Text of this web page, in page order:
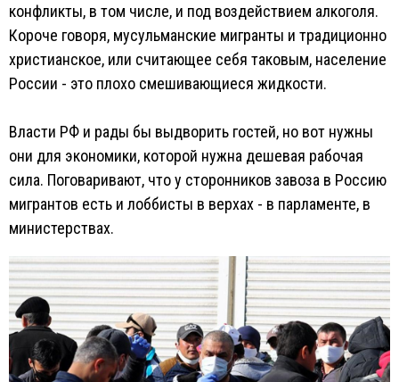
конфликты, в том числе, и под воздействием алкоголя.
Короче говоря, мусульманские мигранты и традиционно
христианское, или считающее себя таковым, население
России - это плохо смешивающиеся жидкости.
Власти РФ и рады бы выдворить гостей, но вот нужны
они для экономики, которой нужна дешевая рабочая
сила. Поговаривают, что у сторонников завоза в Россию
мигрантов есть и лоббисты в верхах - в парламенте, в
министерствах.